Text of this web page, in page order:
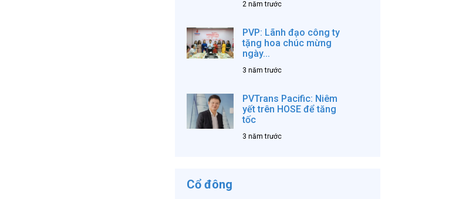
2 năm trước
PVP: Lãnh đạo công ty
tặng hoa chúc mừng
ngày...
3 năm trước
PVTrans Pacific: Niêm
yết trên HOSE để tăng
tốc
3 năm trước
Cổ đông